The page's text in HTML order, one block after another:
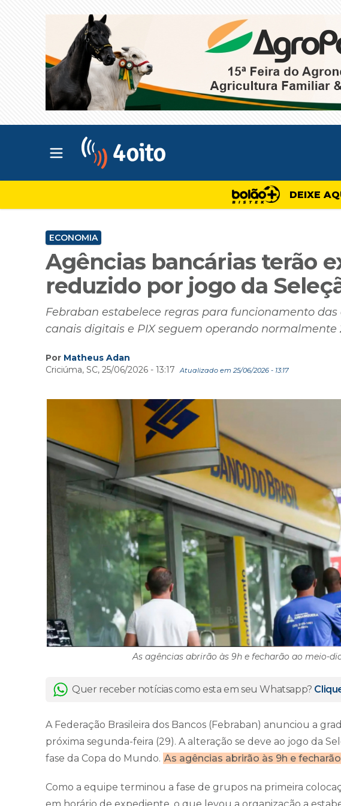
Abrir menu principal
DEIXE
ECONOMIA
Agências bancárias terão
reduzido por jogo da
Febraban estabelece regras para funcionamento
canais digitais e PIX seguem operando normalmente
Por Matheus Adan
Criciúma, SC, 25/06/2026 - 13:17
Atualizado em 25/06/2026 - 13:17
As agências abrirão às 9h e fecharão ao meio-
Quer receber notícias como esta em seu Whatsapp?
A Federação Brasileira dos Bancos (Febraban) anunciou a
próxima segunda-feira (29). A alteração se deve ao jogo da
fase da Copa do Mundo. As agências abrirão às 9h e
Como a equipe terminou a fase de grupos na primeira